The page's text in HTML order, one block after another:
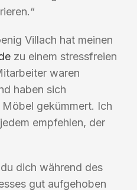
Villach hat meinen
zu einem stressfreien
waren
haben sich
gekümmert. Ich
empfehlen, der
dich während des
gut aufgehoben